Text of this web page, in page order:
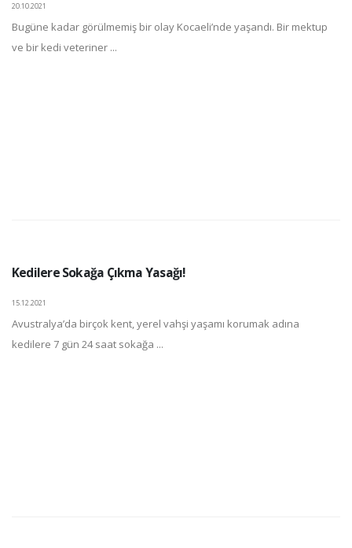
20.10.2021
Bugüne kadar görülmemiş bir olay Kocaeli’nde yaşandı. Bir mektup
ve bir kedi veteriner ...
Kedilere Sokağa Çıkma Yasağı!
15.12.2021
Avustralya’da birçok kent, yerel vahşi yaşamı korumak adına
kedilere 7 gün 24 saat sokağa ...